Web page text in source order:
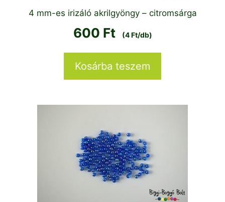
4 mm-es irizáló akrilgyöngy – citromsárga
600 Ft (4 Ft/db)
Kosárba teszem